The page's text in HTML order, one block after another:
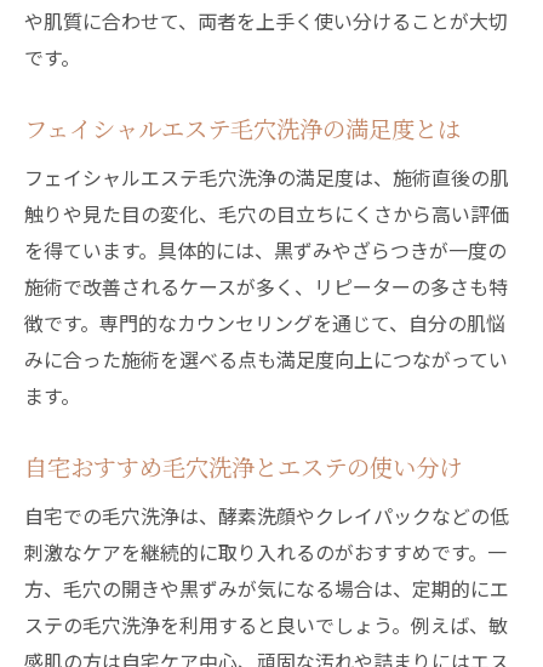
や肌質に合わせて、両者を上手く使い分けることが大切
です。
フェイシャルエステ毛穴洗浄の満足度とは
フェイシャルエステ毛穴洗浄の満足度は、施術直後の肌
触りや見た目の変化、毛穴の目立ちにくさから高い評価
を得ています。具体的には、黒ずみやざらつきが一度の
施術で改善されるケースが多く、リピーターの多さも特
徴です。専門的なカウンセリングを通じて、自分の肌悩
みに合った施術を選べる点も満足度向上につながってい
ます。
自宅おすすめ毛穴洗浄とエステの使い分け
自宅での毛穴洗浄は、酵素洗顔やクレイパックなどの低
刺激なケアを継続的に取り入れるのがおすすめです。一
方、毛穴の開きや黒ずみが気になる場合は、定期的にエ
ステの毛穴洗浄を利用すると良いでしょう。例えば、敏
感肌の方は自宅ケア中心、頑固な汚れや詰まりにはエス